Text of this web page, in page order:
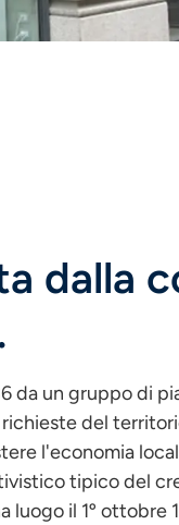
dalla
da un gruppo di
del
l'economia
tipico del
luogo il 1º ottobre